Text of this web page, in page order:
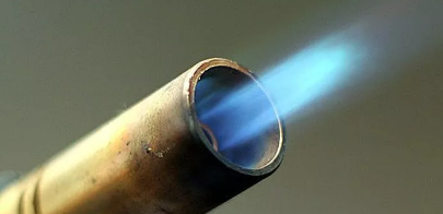
BMW BIZNIS LIGA
BIZLIFE WEEK
IZJAVA GODINE
BIZLIFE WEEK
IZJAVA GODINE